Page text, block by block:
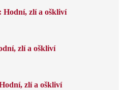
Hodní, zlí a oškliví
zlí a oškliví
zlí a oškliví